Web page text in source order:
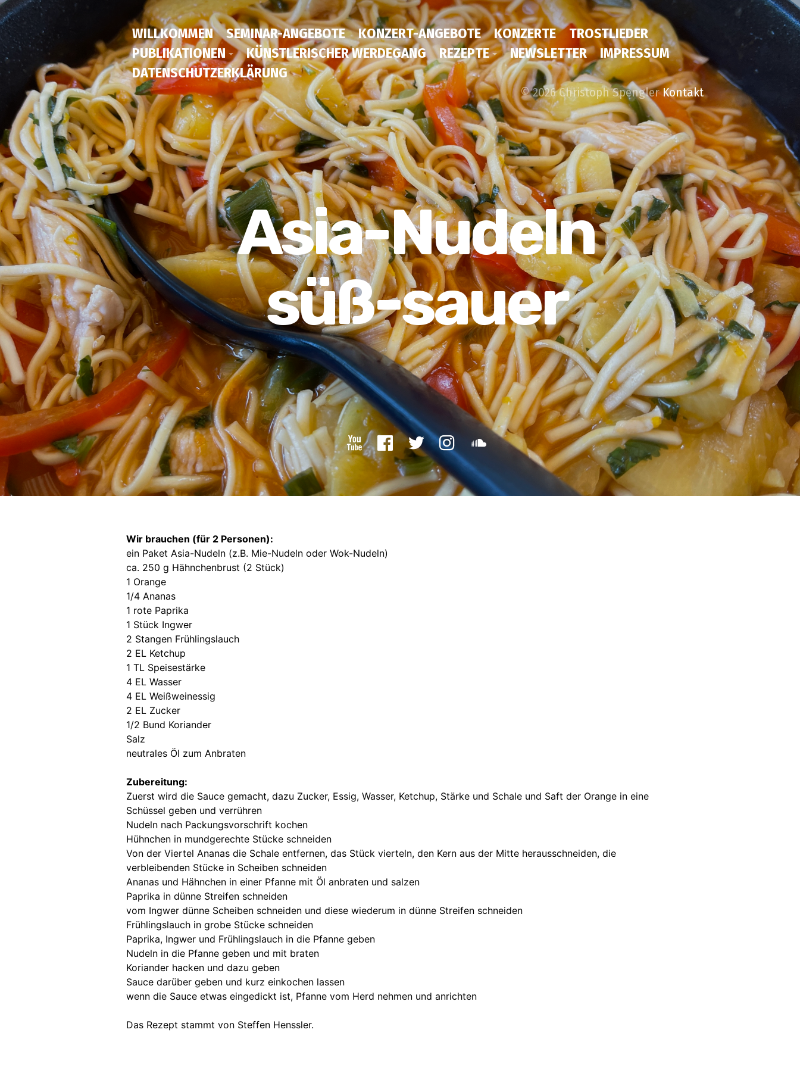
WILLKOMMEN SEMINAR-ANGEBOTE KONZERT-ANGEBOTE KONZERTE
TROSTLIEDER
PUBLIKATIONEN
KÜNSTLERISCHER WERDEGANG REZEPTE NEWSLETTER
IMPRESSUM
DATENSCHUTZERKLÄRUNG
© 2026 Christoph SpenglerKontakt
Wir brauchen (für 2 Personen):
ein Paket Asia-Nudeln (z.B. Mie-Nudeln oder Wok-Nudeln)
ca. 250 g Hähnchenbrust (2 Stück)
1 Orange
1/4 Ananas
1 rote Paprika
1 Stück Ingwer
2 Stangen Frühlingslauch
2 EL Ketchup
1 TL Speisestärke
4 EL Wasser
4 EL Weißweinessig
2 EL Zucker
1/2 Bund Koriander
Salz
neutrales Öl zum Anbraten
Zubereitung:
Zuerst wird die Sauce gemacht, dazu Zucker, Essig, Wasser, Ketchup, Stärke und Schale und Saft der Orange in eine
Schüssel geben und verrühren
Nudeln nach Packungsvorschrift kochen
Hühnchen in mundgerechte Stücke schneiden
Von der Viertel Ananas die Schale entfernen, das Stück vierteln, den Kern aus der Mitte herausschneiden, die
verbleibenden Stücke in Scheiben schneiden
Ananas und Hähnchen in einer Pfanne mit Öl anbraten und salzen
Paprika in dünne Streifen schneiden
vom Ingwer dünne Scheiben schneiden und diese wiederum in dünne Streifen schneiden
Frühlingslauch in grobe Stücke schneiden
Paprika, Ingwer und Frühlingslauch in die Pfanne geben
Nudeln in die Pfanne geben und mit braten
Koriander hacken und dazu geben
Sauce darüber geben und kurz einkochen lassen
wenn die Sauce etwas eingedickt ist, Pfanne vom Herd nehmen und anrichten
Das Rezept stammt von Steffen Henssler.